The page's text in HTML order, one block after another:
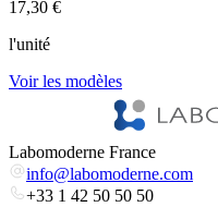
17,30 €
l'unité
Voir les modèles
Labomoderne France
info@labomoderne.com
+33 1 42 50 50 50